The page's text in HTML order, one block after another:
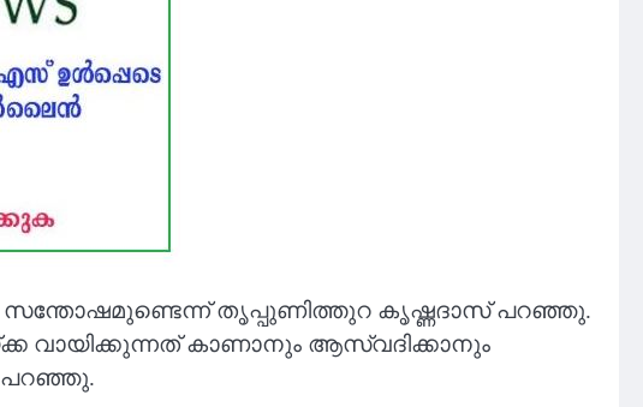
സന്തോഷമുണ്ടെന്ന് തൃപ്പുണിത്തുറ കൃഷ്ണദാസ് പറഞ്ഞു.
വായിക്കുന്നത് കാണാനും ആസ്വദിക്കാനും
പറഞ്ഞു.